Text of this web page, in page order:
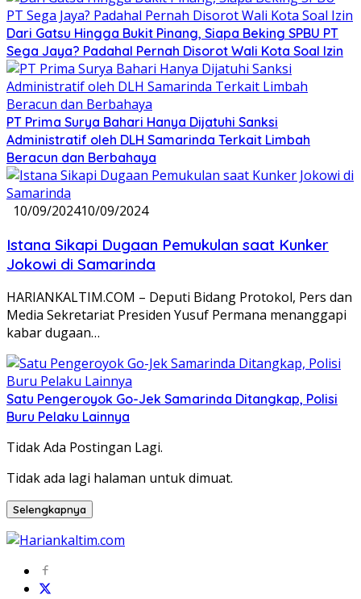
Dari Gatsu Hingga Bukit Pinang, Siapa Beking SPBU PT
Sega Jaya? Padahal Pernah Disorot Wali Kota Soal Izin
PT Prima Surya Bahari Hanya Dijatuhi Sanksi
Administratif oleh DLH Samarinda Terkait Limbah
Beracun dan Berbahaya
10/09/202410/09/2024
Istana Sikapi Dugaan Pemukulan saat Kunker
Jokowi di Samarinda
HARIANKALTIM.COM – Deputi Bidang Protokol, Pers dan
Media Sekretariat Presiden Yusuf Permana menanggapi
kabar dugaan…
Satu Pengeroyok Go-Jek Samarinda Ditangkap, Polisi
Buru Pelaku Lainnya
Tidak Ada Postingan Lagi.
Tidak ada lagi halaman untuk dimuat.
Selengkapnya